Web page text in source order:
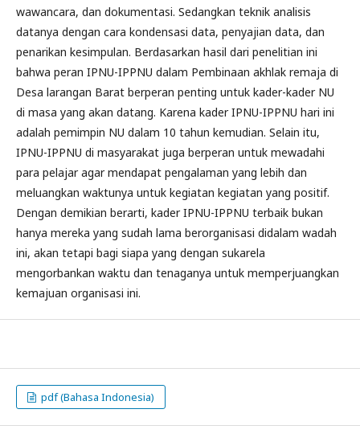
wawancara, dan dokumentasi. Sedangkan teknik analisis
datanya dengan cara kondensasi data, penyajian data, dan
penarikan kesimpulan. Berdasarkan hasil dari penelitian ini
bahwa peran IPNU-IPPNU dalam Pembinaan akhlak remaja di
Desa larangan Barat berperan penting untuk kader-kader NU
di masa yang akan datang. Karena kader IPNU-IPPNU hari ini
adalah pemimpin NU dalam 10 tahun kemudian. Selain itu,
IPNU-IPPNU di masyarakat juga berperan untuk mewadahi
para pelajar agar mendapat pengalaman yang lebih dan
meluangkan waktunya untuk kegiatan kegiatan yang positif.
Dengan demikian berarti, kader IPNU-IPPNU terbaik bukan
hanya mereka yang sudah lama berorganisasi didalam wadah
ini, akan tetapi bagi siapa yang dengan sukarela
mengorbankan waktu dan tenaganya untuk memperjuangkan
kemajuan organisasi ini.
pdf (Bahasa Indonesia)